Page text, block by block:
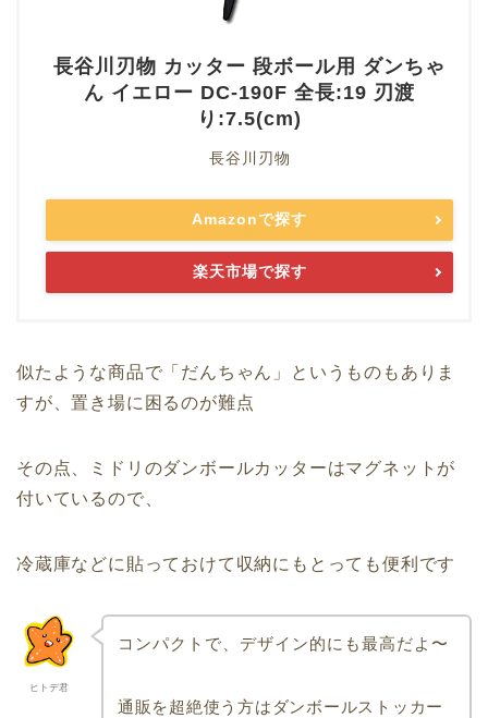
長谷川刃物 カッター 段ボール用 ダンちゃ
ん イエロー DC-190F 全長:19 刃渡
り:7.5(cm)
長谷川刃物
Amazonで探す
楽天市場で探す
似たような商品で「だんちゃん」というものもありま
すが、置き場に困るのが難点
その点、ミドリのダンボールカッターはマグネットが
付いているので、
冷蔵庫などに貼っておけて収納にもとっても便利です
ヒトデ君
コンパクトで、デザイン的にも最高だよ〜
通販を超絶使う方はダンボールストッカー